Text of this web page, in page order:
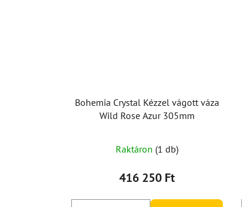
Bohemia Crystal Kézzel vágott váza
Wild Rose Azur 305mm
Raktáron (1 db)
416 250 Ft